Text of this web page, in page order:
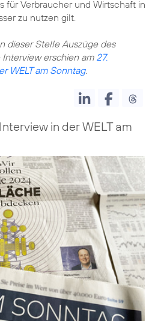
für Verbraucher und Wirtschaft in
zu nutzen gilt.
dieser Stelle Auszüge des
Interview erschien am 27.
WELT am Sonntag.
in der WELT am